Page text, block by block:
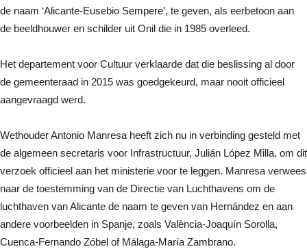
de naam ‘Alicante-Eusebio Sempere’, te geven, als eerbetoon aan
de beeldhouwer en schilder uit Onil die in 1985 overleed.
Het departement voor Cultuur verklaarde dat die beslissing al door
de gemeenteraad in 2015 was goedgekeurd, maar nooit officieel
aangevraagd werd.
Wethouder Antonio Manresa heeft zich nu in verbinding gesteld met
de algemeen secretaris voor Infrastructuur, Julián López Milla, om dit
verzoek officieel aan het ministerie voor te leggen. Manresa verwees
naar de toestemming van de Directie van Luchthavens om de
luchthaven van Alicante de naam te geven van Hernández en aan
andere voorbeelden in Spanje, zoals València-Joaquín Sorolla,
Cuenca-Fernando Zóbel of Málaga-María Zambrano.